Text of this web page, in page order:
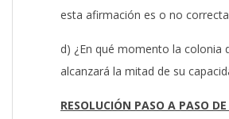
esta afirmación es o no
d) ¿En qué momento la colonia
alcanzará la mitad de su
RESOLUCIÓN PASO A PASO DE